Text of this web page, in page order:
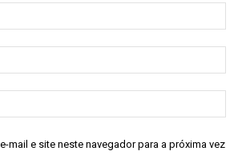
mail e site neste navegador para a próxima vez